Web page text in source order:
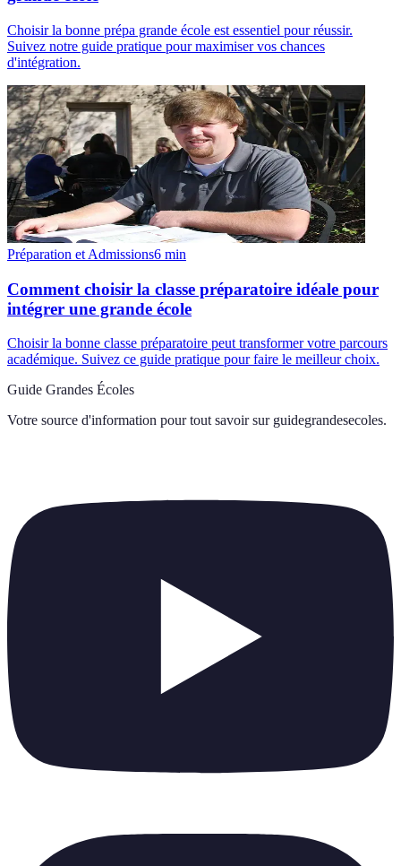
Choisir la bonne prépa grande école est essentiel pour réussir.
Suivez notre guide pratique pour maximiser vos chances
d'intégration.
Préparation et Admissions6 min
Comment choisir la classe préparatoire idéale pour
intégrer une grande école
Choisir la bonne classe préparatoire peut transformer votre parcours
académique. Suivez ce guide pratique pour faire le meilleur choix.
Guide Grandes Écoles
Votre source d'information pour tout savoir sur guidegrandesecoles.